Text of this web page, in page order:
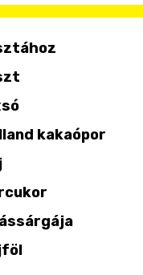
só
kakaópor